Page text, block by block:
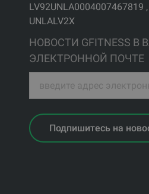
LV92UNLA0004007467819 ,
UNLALV2X
НОВОСТИ GFITNESS В
ЭЛЕКТРОННОЙ ПОЧТЕ
Подпишитесь на